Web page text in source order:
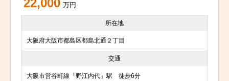
22,000 万円
所在地
大阪府大阪市都島区都島北通２丁目
交通
大阪市営谷町線「野江内代」駅 徒歩6分